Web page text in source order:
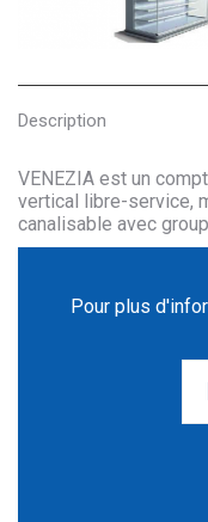
Description
VENEZIA est un
vertical libre-service,
canalisable avec
Pour plus